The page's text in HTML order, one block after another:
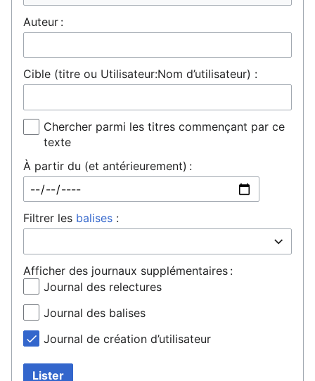
Auteur :
Cible (titre ou Utilisateur:Nom d’utilisateur) :
Chercher parmi les titres commençant par ce
texte
À partir du (et antérieurement) :
Filtrer les balises :
Afficher des journaux supplémentaires :
Journal des relectures
Journal des balises
Journal de création d’utilisateur
Lister